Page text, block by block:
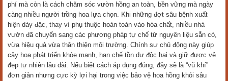
phí mà còn là cách chăm sóc vườn hồng an toàn, bền vững mà ngày
càng nhiều người trồng hoa lựa chọn. Khi những đợt sâu bệnh xuất
hiện dày đặc, thay vì phụ thuộc hoàn toàn vào hóa chất, nhiều nhà
vườn đã chuyển sang các phương pháp tự chế từ nguyên liệu sẵn có,
vừa hiệu quả vừa thân thiện môi trường. Chính sự chủ động này giúp
cây hoa phát triển khỏe mạnh, hạn chế tồn dư độc hại và giữ được vẻ
đẹp tự nhiên lâu dài. Nếu biết cách áp dụng đúng, đây sẽ là “vũ khí”
đơn giản nhưng cực kỳ lợi hại trong việc bảo vệ hoa hồng khỏi sâu